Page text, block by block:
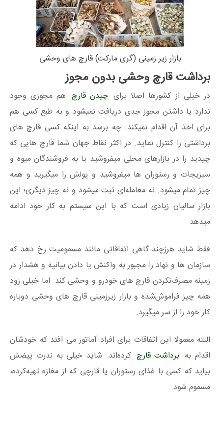
بازار زیر زمینی (گری مارکت) قارچ های وحشی
برداشت قارچ وحشی بدون مجوز
در خیلی از کشورها اصلا برای چیدن قارچ هم مجوزی وجود
ندارد یا داشتن مجوز جدی دریافت نمیشود و به طبع کسی هم
برای اخذ آن اقدام نمیکند. چه برسد به اینکه کسی قارچ های
برداشتی را کنترل نماید. در اکثر نقاط جهان شما قارچ هایی که
چیدید را در بازارهای محلی میفروشید یا به فروشندگان میوه و
سبزیجات و رستوران ها میفروشید و پولش را میگیرید و همه
چیز تمام میشود. نه معامله‌ای ثبت میشود و نه چیز دیگری؛ این
بازار سالیان زیادی است که با این سیستم به کار خود ادامه
میدهد.
فقط شاید هرزچند گاهی اتفاقاتی مانند مسمومیت رخ دهد که
سازمان ها و نهاد را مجبور به واکنش یا دادن بیانیه و هشدار در
زمینه مصرف‌نکردن قارچ های خودرو و وحشی کند. اما خیلی زود
همه چیز فراموش‌شده و بازار زیرزمینی قارچ های وحشی دوباره
کار خود را از سر میگیرد.
البته معمولا این اتفاقات برای افراد آماتور می افتد که خودشان
اقدام به برداشت قارچ کرده‌اند. شاید خیلی به ندرت پیضش
بیاید که کسی با غذای رستوران یا قارچی که از مغازه تهیه‌کرده،
مسموم شود.